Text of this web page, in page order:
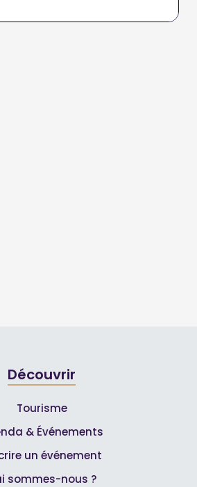
Découvrir
Tourisme
& Événements
un événement
sommes-nous ?